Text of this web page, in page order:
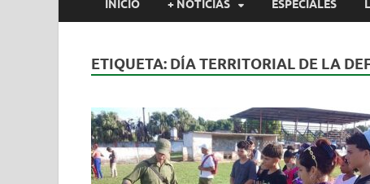
INICIO + NOTICIAS ESPECIALES
ETIQUETA: DÍA TERRITORIAL DE LA